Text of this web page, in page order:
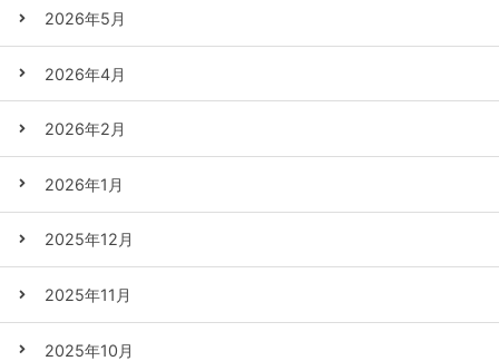
2026年5月
2026年4月
2026年2月
2026年1月
2025年12月
2025年11月
2025年10月